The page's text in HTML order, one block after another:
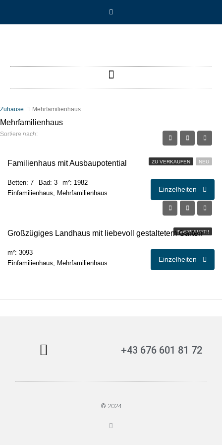
Zuhause Mehrfamilienhaus
Mehrfamilienhaus
Sortiere nach:
ZU VERKAUFEN NEU
€495.000,00
Familienhaus mit Ausbaupotential
Betten: 7 Bad: 3
m²: 1982
Einfamilienhaus, Mehrfamilienhaus
Einzelheiten
!!VERKAUFT!!
Großzügiges Landhaus mit liebevoll gestaltetem Garten
m²: 3093
Einfamilienhaus, Mehrfamilienhaus
Einzelheiten
+43 676 601 81 72
© 2024